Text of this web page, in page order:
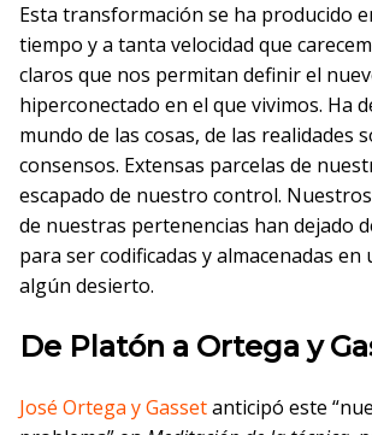
Esta transformación se ha producido
tiempo y a tanta velocidad que
claros que nos permitan definir el
hiperconectado en el que vivimos. Ha
mundo de las cosas, de las realidades
consensos. Extensas parcelas de
escapado de nuestro control.
de nuestras pertenencias han dejado
para ser codificadas y almacenadas
algún desierto.
De Platón a Ortega y
José Ortega y Gassetanticipó este